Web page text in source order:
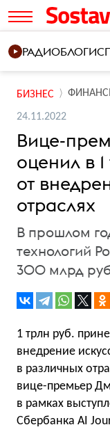
РАДИОБЛОГИ
БИЗНЕС
24.11.2022
Вице-
оценил в
от
отраслях
В прошлом
технологий
300 млрд
1 трлн руб.
внедрение
в различных
вице-премьер
в рамках
Сбербанка AI